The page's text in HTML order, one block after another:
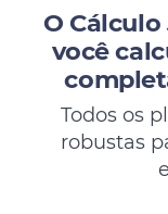
O
você
Todos os
robustas